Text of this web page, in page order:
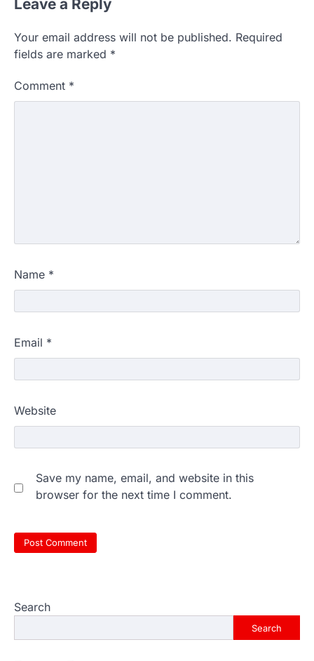
Leave a Reply
Your email address will not be published. Required
fields are marked *
Comment *
Name *
Email *
Website
Save my name, email, and website in this
browser for the next time I comment.
Search
Search